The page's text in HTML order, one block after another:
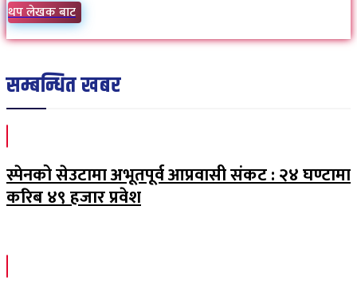
थप लेखक बाट
सम्बन्धित खबर
स्पेनको सेउटामा अभूतपूर्व आप्रवासी संकट : २४ घण्टामा
करिब ४९ हजार प्रवेश